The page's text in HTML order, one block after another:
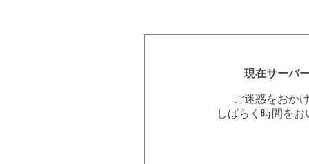
現在サーバ
ご迷惑をおか
しばらく時間を